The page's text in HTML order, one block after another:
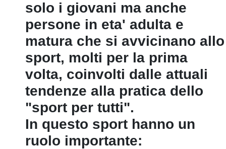
solo i giovani ma anche
persone in eta' adulta e
matura che si avvicinano allo
sport, molti per la prima
volta, coinvolti dalle attuali
tendenze alla pratica dello
"sport per tutti".
In questo sport hanno un
ruolo importante: